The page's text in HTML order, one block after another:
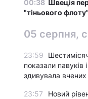
00:38 Швеція
"тіньового
05 серпня,
23:59
показали павуків
здивувала вчених
23:57
Новий